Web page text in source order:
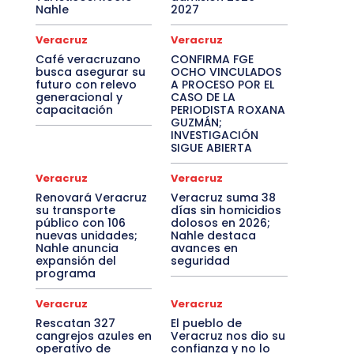
Nahle
2027
Veracruz
Café veracruzano
busca asegurar su
futuro con relevo
generacional y
capacitación
Veracruz
CONFIRMA FGE
OCHO VINCULADOS
A PROCESO POR EL
CASO DE LA
PERIODISTA ROXANA
GUZMÁN;
INVESTIGACIÓN
SIGUE ABIERTA
Veracruz
Renovará Veracruz
su transporte
público con 106
nuevas unidades;
Nahle anuncia
expansión del
programa
Veracruz
Veracruz suma 38
días sin homicidios
dolosos en 2026;
Nahle destaca
avances en
seguridad
Veracruz
Rescatan 327
cangrejos azules en
operativo de
Veracruz
El pueblo de
Veracruz nos dio su
confianza y no lo